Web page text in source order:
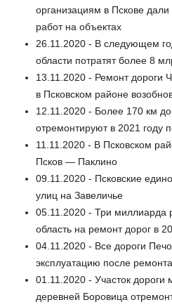
организациям в Пскове
работ на объектах
26.11.2020 - В следующем
области потратят более 8
13.11.2020 - Ремонт
в Псковском районе
12.11.2020 - Более 170 км
отремонтируют в 2021 году
11.11.2020 - В Псковском
Псков — Паклино
09.11.2020 - Псковские
улиц на Завеличье
05.11.2020 - Три миллиарда
область на ремонт дорог в
04.11.2020 - Все дороги
эксплуатацию после
01.11.2020 - Участок дороги
деревней Боровица